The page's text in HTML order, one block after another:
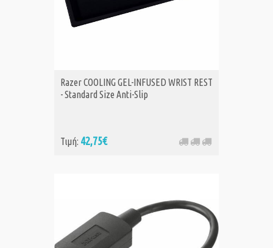
Razer COOLING GEL-INFUSED WRIST REST
- Standard Size Anti-Slip
Τιμή: 42,75€